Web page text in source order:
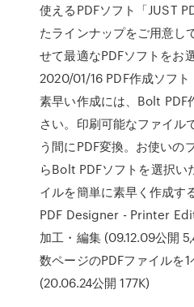
使えるPDFソフト「JUST
たラインナップをご用意し
せて最適なPDFソフトをお
2020/01/16 PDF作成ソフ
素早い作成には、Bolt PDF
さい。印刷可能なファイル
う間にPDF変換。お使いの
らBolt PDFソフトを選択い
イルを簡単に素早く作成す
PDF Designer - Printer
加工・編集 (09.12.09公開
数ページのPDFファイルを
(20.06.24公開 177K)